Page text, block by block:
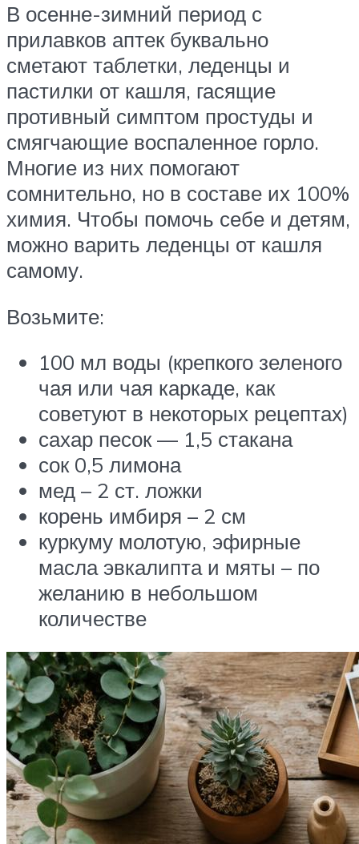
В осенне-зимний период с
прилавков аптек буквально
сметают таблетки, леденцы и
пастилки от кашля, гасящие
противный симптом простуды и
смягчающие воспаленное горло.
Многие из них помогают
сомнительно, но в составе их 100%
химия. Чтобы помочь себе и детям,
можно варить леденцы от кашля
самому.
Возьмите:
100 мл воды (крепкого зеленого
чая или чая каркаде, как
советуют в некоторых рецептах)
сахар песок — 1,5 стакана
сок 0,5 лимона
мед – 2 ст. ложки
корень имбиря – 2 см
куркуму молотую, эфирные
масла эвкалипта и мяты – по
желанию в небольшом
количестве